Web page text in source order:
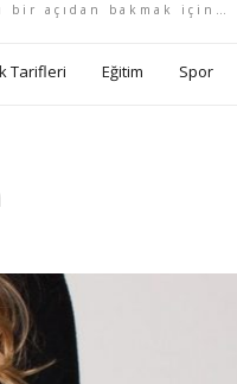
bir açıdan bakmak için…
Tarifleri Eğitim Spor